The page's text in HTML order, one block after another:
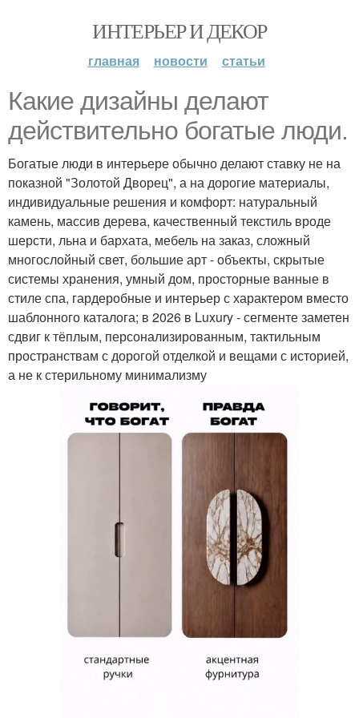
ИНТЕРЬЕР И ДЕКОР
главная новости статьи
Какие дизайны делают
действительно богатые люди.
Богатые люди в интерьере обычно делают ставку не на
показной "Золотой Дворец", а на дорогие материалы,
индивидуальные решения и комфорт: натуральный
камень, массив дерева, качественный текстиль вроде
шерсти, льна и бархата, мебель на заказ, сложный
многослойный свет, большие арт - объекты, скрытые
системы хранения, умный дом, просторные ванные в
стиле спа, гардеробные и интерьер с характером вместо
шаблонного каталога; в 2026 в Luxury - сегменте заметен
сдвиг к тёплым, персонализированным, тактильным
пространствам с дорогой отделкой и вещами с историей,
а не к стерильному минимализму